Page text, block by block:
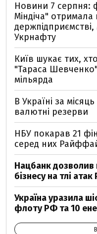
Новини 7 серпня:
Міндіча" отримала
Укрнафту
Київ шукає тих,
"Тараса
мільярда
В Україні за
валютні резерви
НБУ покарав 21
серед них
Нацбанк
бізнесу на тлі
Україна уразила
флоту РФ та 10